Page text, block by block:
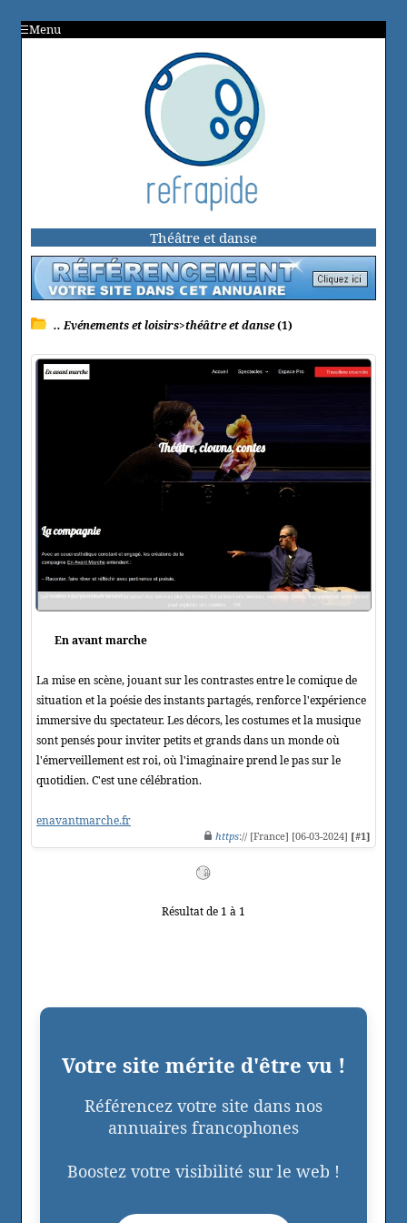
Menu
Théâtre et danse
.. Evénements et loisirs>théâtre et danse(1)
En avant marche
La mise en scène, jouant sur les contrastes entre le comique de
situation et la poésie des instants partagés, renforce l'expérience
immersive du spectateur. Les décors, les costumes et la musique
sont pensés pour inviter petits et grands dans un monde où
l'émerveillement est roi, où l'imaginaire prend le pas sur le
quotidien. C'est une célébration.
enavantmarche.fr
https:// [France] [06-03-2024] [#1]
Résultat de 1 à 1
Votre site mérite d'être vu !
Référencez votre site dans nos
annuaires francophones
Boostez votre visibilité sur le web !